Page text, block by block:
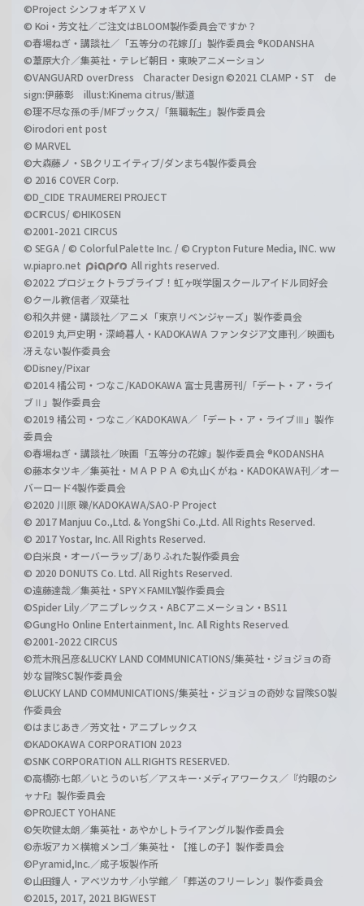
©Project シンフォギアＸＶ
© Koi・芳文社／ご注文はBLOOM製作委員会ですか？
©春場ねぎ・講談社／「五等分の花嫁∬」製作委員会 ®KODANSHA
©葦原大介／集英社・テレビ朝日・東映アニメーション
©VANGUARD overDress Character Design ©2021 CLAMP・ST de
sign:伊藤彰 illust:Kinema citrus/獣道
©理不尽な孫の手/MFブックス/「無職転生」製作委員会
©irodori ent post
© MARVEL
©大森藤ノ・SBクリエイティブ/ダンまち4製作委員会
© 2016 COVER Corp.
©D_CIDE TRAUMEREI PROJECT
©CIRCUS/ ©HIKOSEN
©2001-2021 CIRCUS
© SEGA / © Colorful Palette Inc. / © Crypton Future Media, INC. ww
w.piapro.net
All rights reserved.
©2022 プロジェクトラブライブ！虹ヶ咲学園スクールアイドル同好会
©クール教信者／双葉社
©和久井健・講談社／アニメ「東京リベンジャーズ」製作委員会
©2019 丸戸史明・深崎暮人・KADOKAWA ファンタジア文庫刊／映画も
冴えない製作委員会
©Disney/Pixar
©2014 橘公司・つなこ/KADOKAWA 富士見書房刊/「デート・ア・ライ
ブⅡ」製作委員会
©2019 橘公司・つなこ／KADOKAWA／「デート・ア・ライブⅢ」製作
委員会
©春場ねぎ・講談社／映画「五等分の花嫁」製作委員会 ®KODANSHA
©藤本タツキ／集英社・ＭＡＰＰＡ ©丸山くがね・KADOKAWA刊／オー
バーロード4製作委員会
©2020 川原 礫/KADOKAWA/SAO-P Project
© 2017 Manjuu Co.,Ltd. & YongShi Co.,Ltd. All Rights Reserved.
© 2017 Yostar, Inc. All Rights Reserved.
©白米良・オーバーラップ/ありふれた製作委員会
© 2020 DONUTS Co. Ltd. All Rights Reserved.
©遠藤達哉／集英社・SPY×FAMILY製作委員会
©Spider Lily／アニプレックス・ABCアニメーション・BS11
©GungHo Online Entertainment, Inc. All Rights Reserved.
©2001-2022 CIRCUS
©荒木飛呂彦&LUCKY LAND COMMUNICATIONS/集英社・ジョジョの奇
妙な冒険SC製作委員会
©LUCKY LAND COMMUNICATIONS/集英社・ジョジョの奇妙な冒険SO製
作委員会
©はまじあき／芳文社・アニプレックス
©KADOKAWA CORPORATION 2023
©SNK CORPORATION ALL RIGHTS RESERVED.
©高橋弥七郎／いとうのいぢ／アスキー･メディアワークス／『灼眼のシ
ャナF』製作委員会
©PROJECT YOHANE
©矢吹健太朗／集英社・あやかしトライアングル製作委員会
©赤坂アカ×横槍メンゴ／集英社・【推しの子】製作委員会
©Pyramid,Inc.／成子坂製作所
©山田鐘人・アベツカサ／小学館／「葬送のフリーレン」製作委員会
©2015, 2017, 2021 BIGWEST